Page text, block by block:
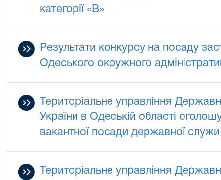
категорії «В»
Результати конкурсу на посаду
Одеського окружного
Територіальне управління
України в Одеській області
вакантної посади державної служи
Територіальне управління